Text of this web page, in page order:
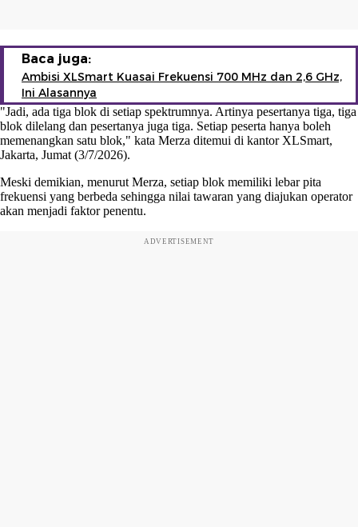
Baca juga:
Ambisi XLSmart Kuasai Frekuensi 700 MHz dan 2,6 GHz,
Ini Alasannya
"Jadi, ada tiga blok di setiap spektrumnya. Artinya pesertanya tiga, tiga
blok dilelang dan pesertanya juga tiga. Setiap peserta hanya boleh
memenangkan satu blok," kata Merza ditemui di kantor XLSmart,
Jakarta, Jumat (3/7/2026).
Meski demikian, menurut Merza, setiap blok memiliki lebar pita
frekuensi yang berbeda sehingga nilai tawaran yang diajukan operator
akan menjadi faktor penentu.
ADVERTISEMENT